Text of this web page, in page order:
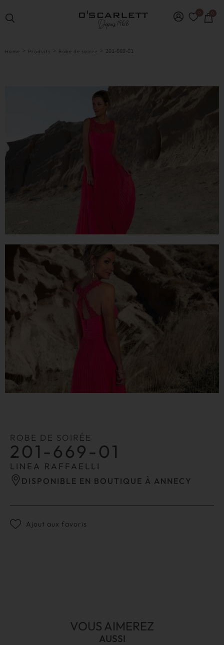
Home > Produits > Robe de soirée > 201-669-01
ROBE DE SOIRÉE
201-669-01
LINEA RAFFAELLI
DISPONIBLE EN BOUTIQUE À ANNECY
Ajout aux favoris
VOUS AIMEREZ
AUSSI